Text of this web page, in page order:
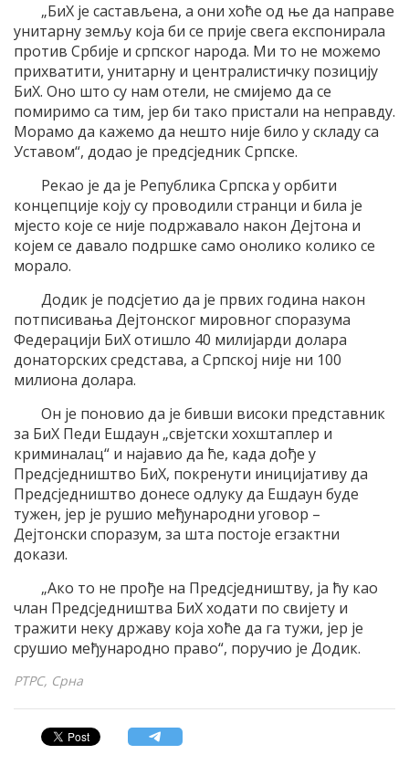
„БиХ је састављена, а они хоће од ње да направе
унитарну земљу која би се прије свега експонирала
против Србије и српског народа. Ми то не можемо
прихватити, унитарну и централистичку позицију
БиХ. Оно што су нам отели, не смијемо да се
помиримо са тим, јер би тако пристали на неправду.
Морамо да кажемо да нешто није било у складу са
Уставом“, додао је предсједник Српске.
Рекао је да је Република Српска у орбити
концепције коју су проводили странци и била је
мјесто које се није подржавало након Дејтона и
којем се давало подршке само онолико колико се
морало.
Додик је подсјетио да је првих година након
потписивања Дејтонског мировног споразума
Федерацији БиХ отишло 40 милијарди долара
донаторских средстава, а Српској није ни 100
милиона долара.
Он је поновио да је бивши високи представник
за БиХ Педи Ешдаун „свјетски хохштаплер и
криминалац“ и најавио да ће, када дође у
Предсједништво БиХ, покренути иницијативу да
Предсједништво донесе одлуку да Ешдаун буде
тужен, јер је рушио међународни уговор –
Дејтонски споразум, за шта постоје егзактни
докази.
„Ако то не прође на Предсједништву, ја ћу као
члан Предсједништва БиХ ходати по свијету и
тражити неку државу која хоће да га тужи, јер је
срушио међународно право“, поручио је Додик.
РТРС, Срна